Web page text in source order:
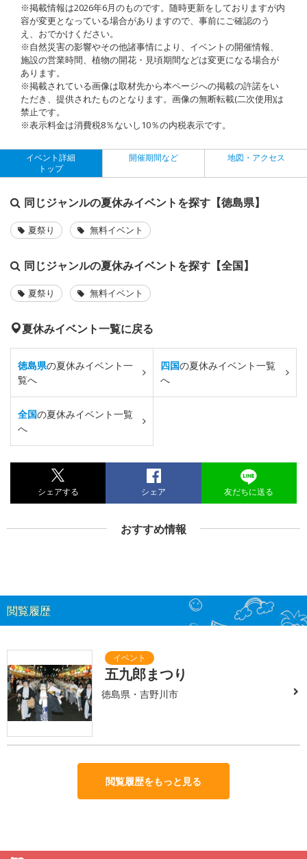
※掲載情報は2026年6月のものです。随時更新をしておりますが内
容が変更となっている場合がありますので、事前にご確認のう
え、おでかけください。
※自然災害の影響やその他諸事情により、イベントの開催情報、
施設の営業時間、植物の開花・見頃期間などは変更になる場合が
あります。
※掲載されている画像は取材先から本ページへの掲載の許諾をい
ただき、提供されたものとなります。画像の無断転載(二次使用)は
禁止です。
※表示料金は消費税8％ないし10％の内税表示です。
イベント詳細
トップ
開催期間など 地図・アクセス
同じジャンルの夏休みイベントを探す【徳島県】
夏祭り 無料イベント
同じジャンルの夏休みイベントを探す【全国】
夏祭り 無料イベント
夏休みイベント一覧に戻る
徳島県の夏休みイベント一
覧へ
四国の夏休みイベント一覧
へ
全国の夏休みイベント一覧
へ
シェアする シェア 友だちに送る
おすすめ情報
閲覧履歴
五九郎まつり
徳島県・吉野川市
閲覧履歴をもっと見る